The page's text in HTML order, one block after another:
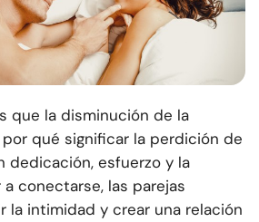
que la disminución de la
qué significar la perdición de
dedicación, esfuerzo y la
conectarse, las parejas
la intimidad y crear una relación